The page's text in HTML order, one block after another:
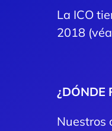
La ICO
2018
¿DÓNDE
Nuestros